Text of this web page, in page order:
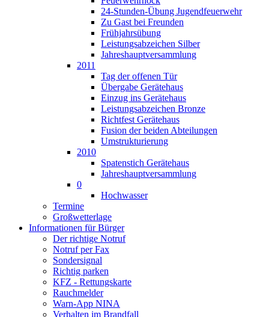
24-Stunden-Übung Jugendfeuerwehr
Zu Gast bei Freunden
Frühjahrsübung
Leistungsabzeichen Silber
Jahreshauptversammlung
2011
Tag der offenen Tür
Übergabe Gerätehaus
Einzug ins Gerätehaus
Leistungsabzeichen Bronze
Richtfest Gerätehaus
Fusion der beiden Abteilungen
Umstrukturierung
2010
Spatenstich Gerätehaus
Jahreshauptversammlung
0
Hochwasser
Termine
Großwetterlage
Informationen für Bürger
Der richtige Notruf
Notruf per Fax
Sondersignal
Richtig parken
KFZ - Rettungskarte
Rauchmelder
Warn-App NINA
Verhalten im Brandfall